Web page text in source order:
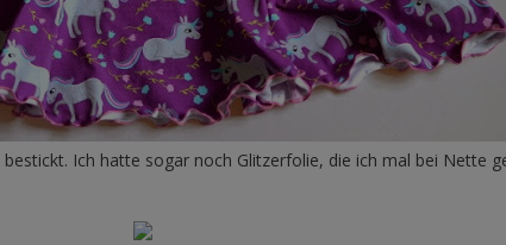
bestickt. Ich hatte sogar noch Glitzerfolie, die ich mal bei Nette